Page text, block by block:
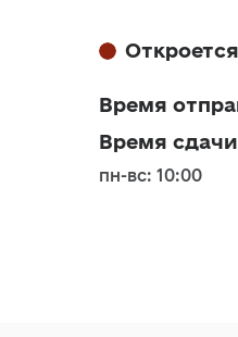
Время
Время
пн-вс: 10:00